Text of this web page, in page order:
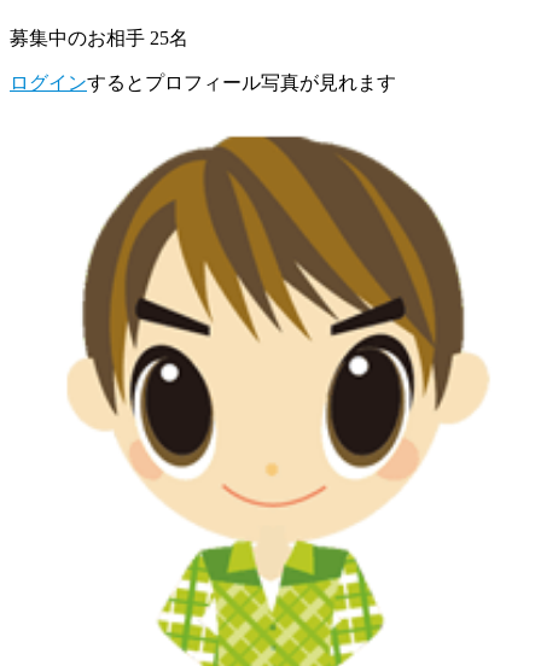
募集中のお相手 25名
ログインするとプロフィール写真が見れます